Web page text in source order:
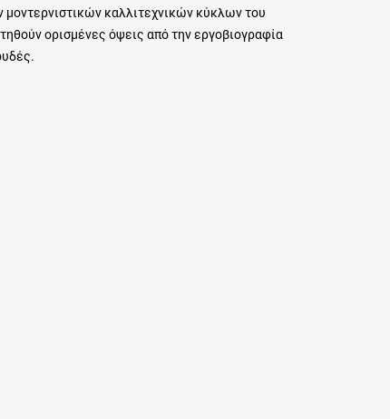
καλλιτεχνικών κύκλων του
ορισμένες όψεις από την εργοβιογραφία